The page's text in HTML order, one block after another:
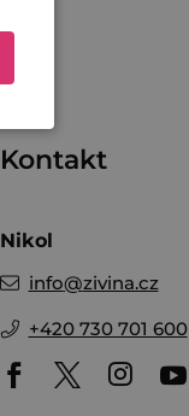
Kontakt
Nikol
info@zivina.cz
+420 730 701 600